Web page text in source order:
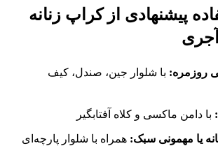
پیشنهادی از کراپ زنانه
روزمره: با شلوار جین، صندل، کیف
با دامن ماکسی و کلاه آفتابگیر
یا مهمونی سبک: همراه با شلوار پارچه‌ای